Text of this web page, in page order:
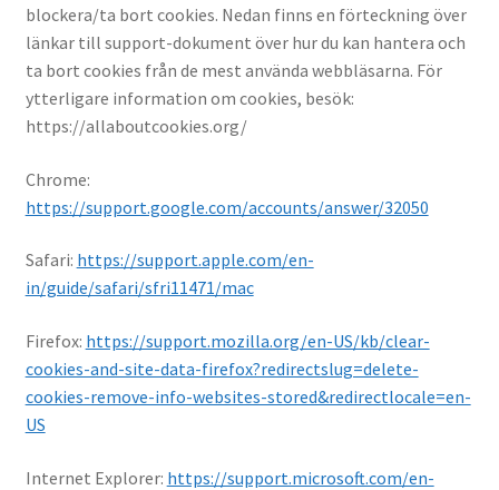
blockera/ta bort cookies. Nedan finns en förteckning över
länkar till support-dokument över hur du kan hantera och
ta bort cookies från de mest använda webbläsarna. För
ytterligare information om cookies, besök:
https://allaboutcookies.org/
Chrome:
https://support.google.com/accounts/answer/32050
Safari: https://support.apple.com/en-
in/guide/safari/sfri11471/mac
Firefox: https://support.mozilla.org/en-US/kb/clear-
cookies-and-site-data-firefox?redirectslug=delete-
cookies-remove-info-websites-stored&redirectlocale=en-
US
Internet Explorer: https://support.microsoft.com/en-